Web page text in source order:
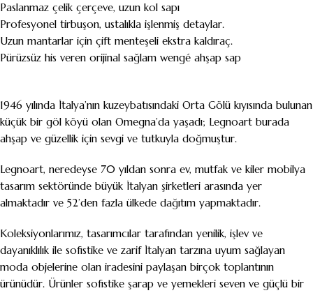
Paslanmaz çelik çerçeve, uzun kol sapı
Profesyonel tirbuşon, ustalıkla işlenmiş detaylar.
Uzun mantarlar için çift menteşeli ekstra kaldıraç.
Pürüzsüz his veren orijinal sağlam wengé ahşap sap
1946 yılında İtalya’nın kuzeybatısındaki Orta Gölü kıyısında bulunan
küçük bir göl köyü olan Omegna’da yaşadı; Legnoart burada
ahşap ve güzellik için sevgi ve tutkuyla doğmuştur.
Legnoart, neredeyse 70 yıldan sonra ev, mutfak ve kiler mobilya
tasarım sektöründe büyük İtalyan şirketleri arasında yer
almaktadır ve 52’den fazla ülkede dağıtım yapmaktadır.
Koleksiyonlarımız, tasarımcılar tarafından yenilik, işlev ve
dayanıklılık ile sofistike ve zarif İtalyan tarzına uyum sağlayan
moda objelerine olan iradesini paylaşan birçok toplantının
ürünüdür. Ürünler sofistike şarap ve yemekleri seven ve güçlü bir